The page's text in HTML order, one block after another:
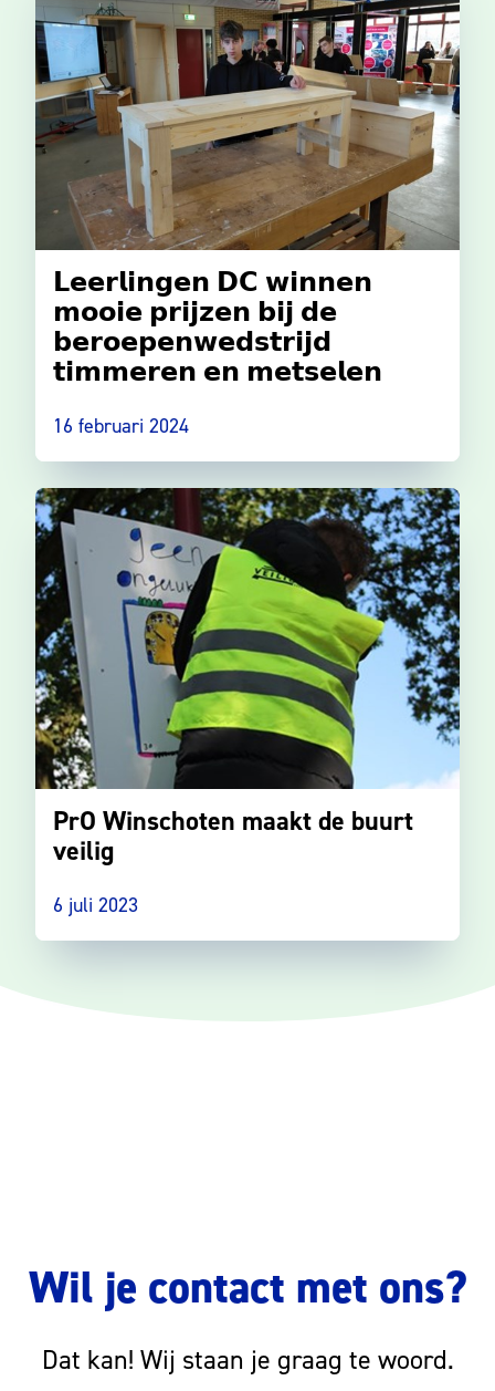
𝗟𝗲𝗲𝗿𝗹𝗶𝗻𝗴𝗲𝗻 𝗗𝗖 𝘄𝗶𝗻𝗻𝗲𝗻
𝗺𝗼𝗼𝗶𝗲 𝗽𝗿𝗶𝗷𝘇𝗲𝗻 𝗯𝗶𝗷 𝗱𝗲
𝗯𝗲𝗿𝗼𝗲𝗽𝗲𝗻𝘄𝗲𝗱𝘀𝘁𝗿𝗶𝗷𝗱
𝘁𝗶𝗺𝗺𝗲𝗿𝗲𝗻 𝗲𝗻 𝗺𝗲𝘁𝘀𝗲𝗹𝗲𝗻
16 februari 2024
PrO Winschoten maakt de buurt
veilig
6 juli 2023
Wil je contact met ons?
Dat kan! Wij staan je graag te woord.